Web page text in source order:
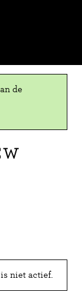
de
niet actief.